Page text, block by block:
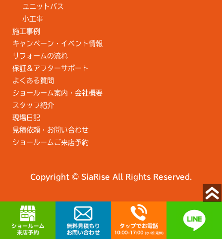
ユニットバス
小工事
施工事例
キャンペーン・イベント情報
リフォームの流れ
保証＆アフターサポート
よくある質問
ショールーム案内・会社概要
スタッフ紹介
現場日記
見積依頼・お問い合わせ
ショールームご来店予約
Copyright © SiaRise All Rights Reserved.